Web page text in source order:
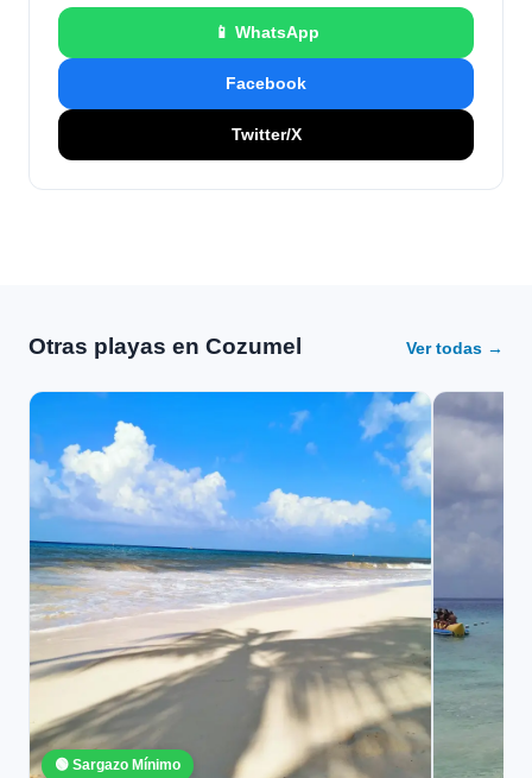
📱 WhatsApp
Facebook
Twitter/X
Otras playas en Cozumel Ver todas →
🟢 Sargazo Mínimo